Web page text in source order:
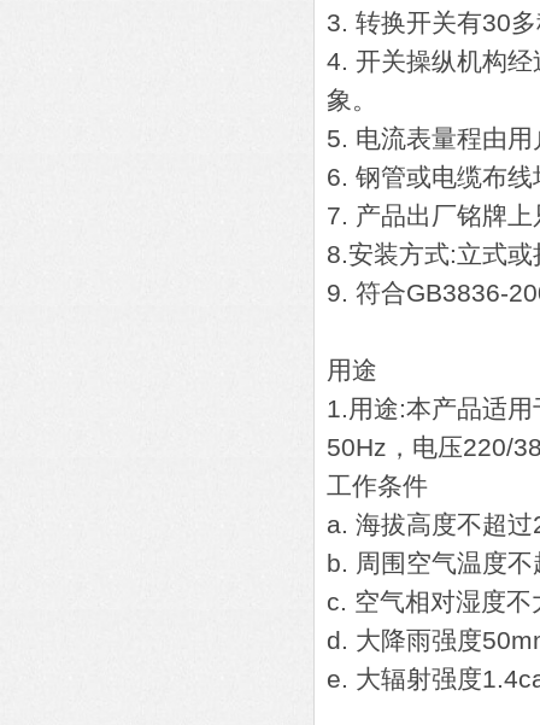
3. 转换开关有30
4. 开关操纵机构
象。
5. 电流表量程由用
6. 钢管或电缆布线
7. 产品出厂铭牌
8.安装方式:立式或
9. 符合GB3836-
用途
1.用途:本产品适
50Hz，电压220/
工作条件
a. 海拔高度不超
b. 周围空气温度
c. 空气相对湿度
d. 大降雨强度
e. 大辐射强度